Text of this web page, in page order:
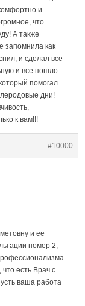
и
что
А также
запомнила как
и сделал все
и все пошло
помогал
дни!
к вам!!!
#10000
и ее
номер 2,
есть Врач с
ваша работа